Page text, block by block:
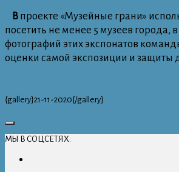
В проекте «Музейные грани»
посетить не менее 5 музеев
фотографий этих экспонатов
оценки самой экспозиции и защиты
{gallery}21-11-2020{/gallery}
МЫ В СОЦСЕТЯХ: